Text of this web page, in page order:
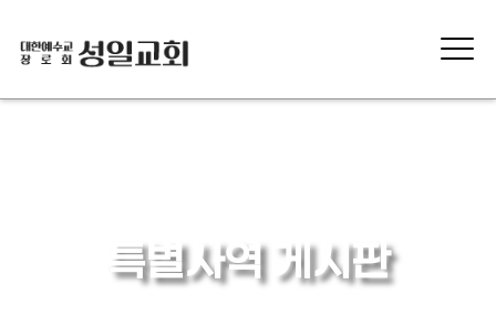
특별사역 게시판